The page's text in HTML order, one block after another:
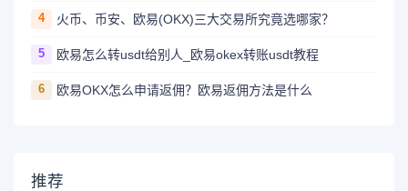
4 火币、币安、欧易(OKX)三大交易所究竟选哪家？
5 欧易怎么转usdt给别人_欧易okex转账usdt教程
6 欧易OKX怎么申请返佣？欧易返佣方法是什么
推荐